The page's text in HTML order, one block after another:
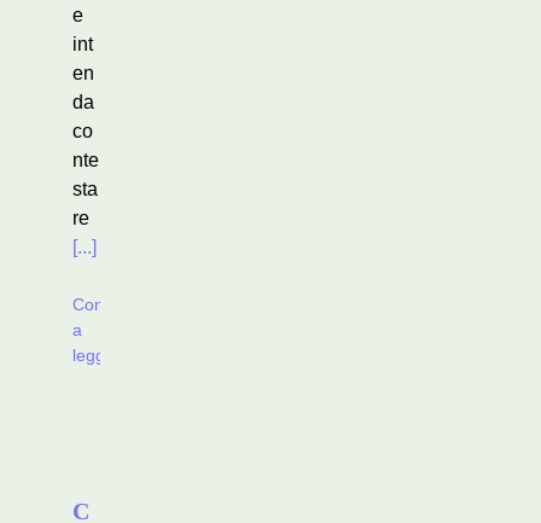
e
int
en
da
co
nte
sta
re
[...]
Continua
a
leggere
C